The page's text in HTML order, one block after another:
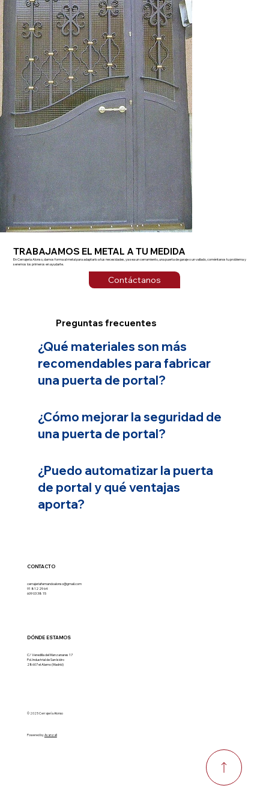
TRABAJAMOS EL METAL A TU MEDIDA
En Cerrajería Alonso, damos forma al metal para adaptarlo a tus necesidades, ya sea un cerramiento, una puerta de garaje o un vallado, coméntanos tu problema y
seremos los primeros en ayudarte.
Contáctanos
Preguntas frecuentes
¿Qué materiales son más
recomendables para fabricar
una puerta de portal?
¿Cómo mejorar la seguridad de
una puerta de portal?
¿Puedo automatizar la puerta
de portal y qué ventajas
aporta?
CONTACTO
cerrajeriafernandoalonso@gmail.com
91 812 29 64
609 03 38 15
DÓNDE ESTAMOS
C/ Veredilla del Manzanares 17
Pol. Industrial de San Isidro
28607 el Alamo (Madrid)
© 2025 Cerrajería Alonso
Powered byAvanzaII